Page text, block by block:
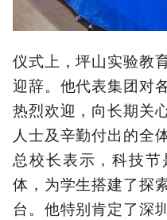
仪式上，坪山实验教
迎辞。他代表集团对
热烈欢迎，向长期关
人士及辛勤付出的全
总校长表示，科技
体，为学生搭建了探
台。他特别肯定了深